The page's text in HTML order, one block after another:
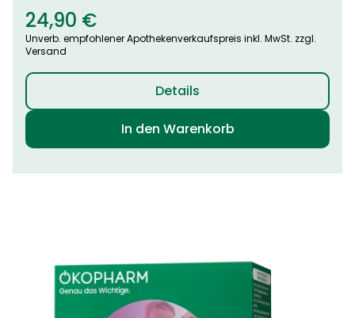
24,90 €
Unverb. empfohlener Apothekenverkaufspreis inkl. MwSt. zzgl.
Versand
Details
In den Warenkorb